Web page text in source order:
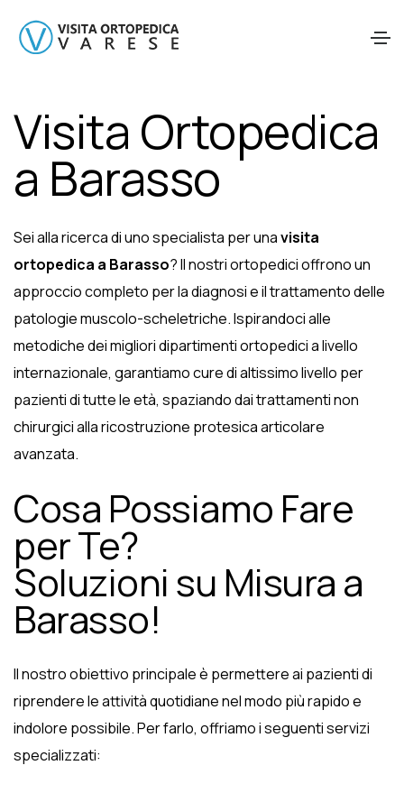
Visita Ortopedica
a Barasso
Sei alla ricerca di uno specialista per unavisita
ortopedica a Barasso? Il nostri ortopedici offrono un
approccio completo per la diagnosi e il trattamento delle
patologie muscolo-scheletriche. Ispirandoci alle
metodiche dei migliori dipartimenti ortopedici a livello
internazionale, garantiamo cure di altissimo livello per
pazienti di tutte le età, spaziando dai trattamenti non
chirurgici alla ricostruzione protesica articolare
avanzata.
Cosa Possiamo Fare
per Te?
Soluzioni su Misura a
Barasso!
Il nostro obiettivo principale è permettere ai pazienti di
riprendere le attività quotidiane nel modo più rapido e
indolore possibile. Per farlo, offriamo i seguenti servizi
specializzati: